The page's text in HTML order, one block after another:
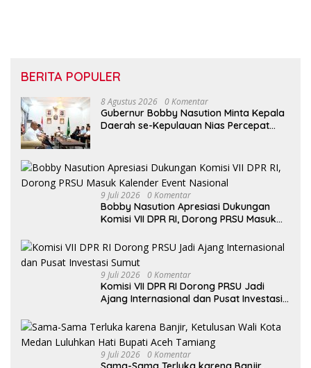
BERITA POPULER
8 Agustus 2026 0 Komentar
Gubernur Bobby Nasution Minta Kepala
Daerah se-Kepulauan Nias Percepat
9 Juli 2026 0 Komentar
Bobby Nasution Apresiasi Dukungan
Komisi VII DPR RI, Dorong PRSU Masuk
9 Juli 2026 0 Komentar
Komisi VII DPR RI Dorong PRSU Jadi
Ajang Internasional dan Pusat Investasi
9 Juli 2026 0 Komentar